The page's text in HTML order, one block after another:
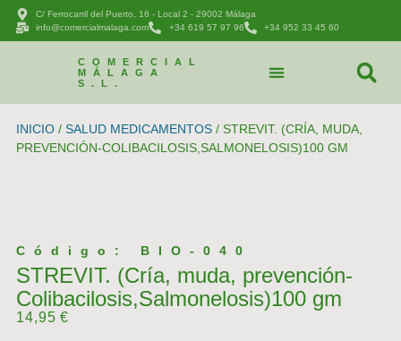
C/ Ferrocarril del Puerto, 16 - Local 2 - 29002 Málaga
info@comercialmalaga.com
+34 619 57 97 96 +34 952 33 45 60
COMERCIAL
MÁLAGA
S.L.
INICIO/ SALUD MEDICAMENTOS/ STREVIT. (CRÍA, MUDA,
PREVENCIÓN-COLIBACILOSIS,SALMONELOSIS)100 GM
Código: BIO-040
STREVIT. (Cría, muda, prevención-
Colibacilosis,Salmonelosis)100 gm
14,95€